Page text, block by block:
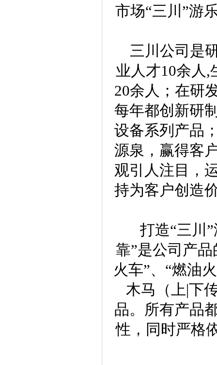
市场“三川”游
三川公司是
业人才10余人,
20余人；在研
每年都创新研
设备系列产品
源泉，赢得客
观引人注目，
持为客户创造
打造“三川
靠”是公司产
火车”、“燃油
木马（上|下
品。所有产品
性，同时严格